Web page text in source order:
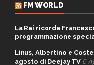
FM WORLD
La Rai ricorda
programmazione
Linus, Albertino e
agosto di Deejay TV 6